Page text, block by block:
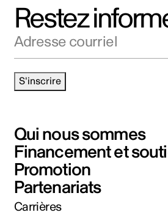
Restez
S'inscrire
Qui nous sommes
Financement et
Promotion
Partenariats
Carrières